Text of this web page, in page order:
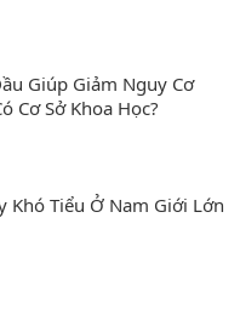
Giúp Giảm Nguy Cơ
Cơ Sở Khoa Học?
Khó Tiểu Ở Nam Giới Lớn